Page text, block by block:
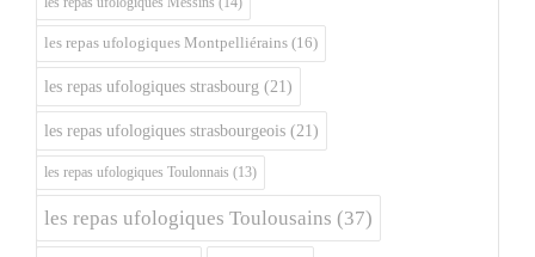
les repas ufologiques Montpelliérains (16)
les repas ufologiques strasbourg (21)
les repas ufologiques strasbourgeois (21)
les repas ufologiques Toulonnais (13)
les repas ufologiques Toulousains (37)